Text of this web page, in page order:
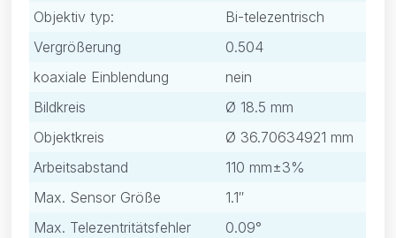
Objektiv typ:
Bi-telezentrisch
Vergrößerung
0.504
koaxiale Einblendung
nein
Bildkreis
Ø 18.5 mm
Objektkreis
Ø 36.70634921 mm
Arbeitsabstand
110 mm±3%
Max. Sensor Größe
1.1″
Max. Telezentritätsfehler
0.09°